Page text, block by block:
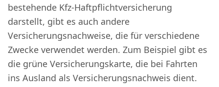
bestehende Kfz-Haftpflichtversicherung
darstellt, gibt es auch andere
Versicherungsnachweise, die für verschiedene
Zwecke verwendet werden. Zum Beispiel gibt es
die grüne Versicherungskarte, die bei Fahrten
ins Ausland als Versicherungsnachweis dient.